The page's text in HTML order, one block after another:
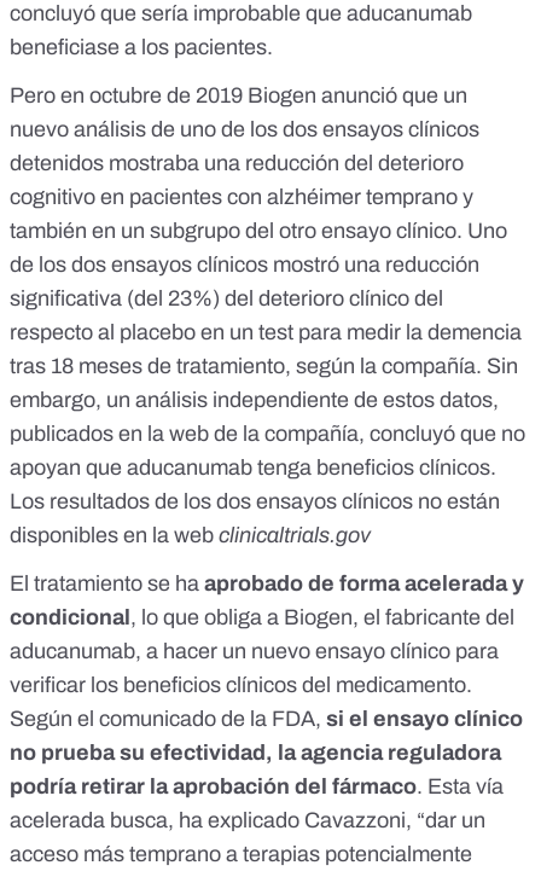
concluyó que sería improbable que aducanumab
beneficiase a los pacientes.
Pero en octubre de 2019 Biogen anunció que un
nuevo análisis de uno de los dos ensayos clínicos
detenidos mostraba una reducción del deterioro
cognitivo en pacientes con alzhéimer temprano y
también en un subgrupo del otro ensayo clínico. Uno
de los dos ensayos clínicos mostró una reducción
significativa (del 23%) del deterioro clínico del
respecto al placebo en un test para medir la demencia
tras 18 meses de tratamiento, según la compañía. Sin
embargo, un análisis independiente de estos datos,
publicados en la web de la compañía, concluyó que no
apoyan que aducanumab tenga beneficios clínicos.
Los resultados de los dos ensayos clínicos no están
disponibles en la web clinicaltrials.gov
El tratamiento se ha aprobado de forma acelerada y
condicional , lo que obliga a Biogen, el fabricante del
aducanumab, a hacer un nuevo ensayo clínico para
verificar los beneficios clínicos del medicamento.
Según el comunicado de la FDA, si el ensayo clínico
no prueba su efectividad, la agencia reguladora
podría retirar la aprobación del fármaco. Esta vía
acelerada busca, ha explicado Cavazzoni, “dar un
acceso más temprano a terapias potencialmente